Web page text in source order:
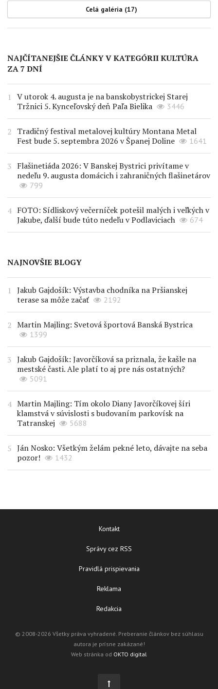
Celá galéria (17)
NAJČÍTANEJŠIE ČLÁNKY V KATEGÓRII KULTÚRA
ZA 7 DNÍ
V utorok 4. augusta je na banskobystrickej Starej
Tržnici 5. Kynceľovský deň Paľa Bielika
3446
Tradičný festival metalovej kultúry Montana Metal
Fest bude 5. septembra 2026 v Španej Doline
1641
Flašinetiáda 2026: V Banskej Bystrici privítame v
nedeľu 9. augusta domácich i zahraničných flašinetárov
799
FOTO: Sídliskový večerníček potešil malých i veľkých v
Jakube, ďalší bude túto nedeľu v Podlaviciach
674
NAJNOVŠIE BLOGY
Jakub Gajdošík: Výstavba chodníka na Pršianskej
terase sa môže začať
2192
Martin Majling: Svetová športová Banská Bystrica
1399
Jakub Gajdošík: Javorčíková sa priznala, že kašle na
mestské časti. Ale platí to aj pre nás ostatných?
5091
Martin Majling: Tím okolo Diany Javorčíkovej šíri
klamstvá v súvislosti s budovaním parkovísk na
Tatranskej
5688
Ján Nosko: Všetkým želám pekné leto, dávajte na seba
pozor!
1432
Kontakt
Správy cez RSS
Pravidlá prispievania
Reklama
Redakcia
© 2008-2026 Všetky práva vyhradené. Preberanie článkov bez súhlasu
autora je prísne zakázané!
Web stránka od OKTO digital